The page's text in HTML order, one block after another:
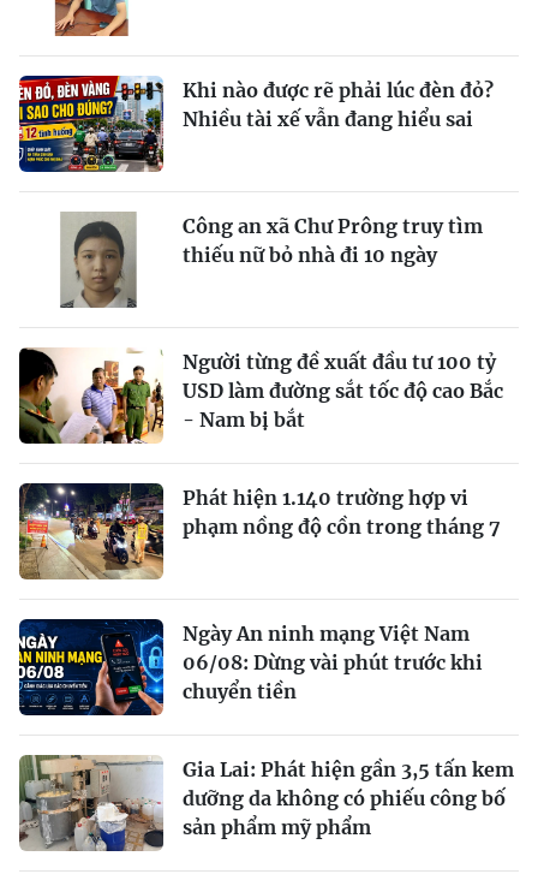
Khi nào được rẽ phải lúc đèn đỏ?
Nhiều tài xế vẫn đang hiểu sai
Công an xã Chư Prông truy tìm
thiếu nữ bỏ nhà đi 10 ngày
Người từng đề xuất đầu tư 100 tỷ
USD làm đường sắt tốc độ cao Bắc
- Nam bị bắt
Phát hiện 1.140 trường hợp vi
phạm nồng độ cồn trong tháng 7
Ngày An ninh mạng Việt Nam
06/08: Dừng vài phút trước khi
chuyển tiền
Gia Lai: Phát hiện gần 3,5 tấn kem
dưỡng da không có phiếu công bố
sản phẩm mỹ phẩm